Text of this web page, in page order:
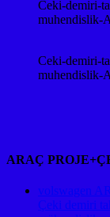
Ceki-demiri-
muhendislik-
Ceki-demiri-
muhendislik-
ARAÇ
volswagen
Çeki demiri